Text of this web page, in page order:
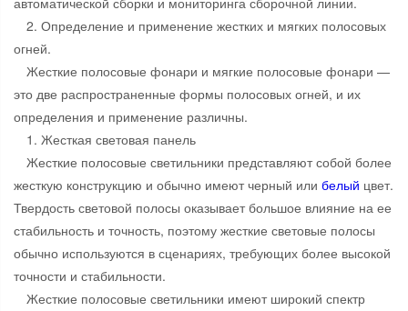
2. Определение и применение жестких и мягких полосовых
огней.
Жесткие полосовые фонари и мягкие полосовые фонари —
это две распространенные формы полосовых огней, и их
определения и применение различны.
1. Жесткая световая панель
Жесткие полосовые светильники представляют собой более
жесткую конструкцию и обычно имеют черный или белый цвет.
Твердость световой полосы оказывает большое влияние на ее
стабильность и точность, поэтому жесткие световые полосы
обычно используются в сценариях, требующих более высокой
точности и стабильности.
Жесткие полосовые светильники имеют широкий спектр